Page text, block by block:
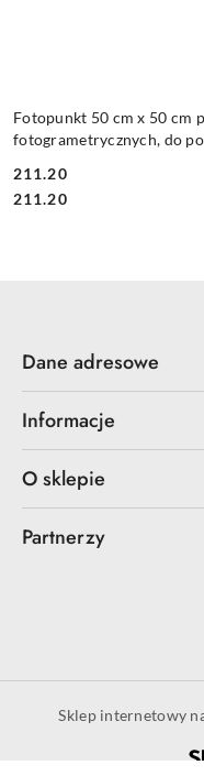
Fotopunkt 50 cm x 50 cm
fotogrametrycznych, do
Cena:
211.20
Cena:
211.20
Dane adresowe
Informacje
O sklepie
Partnerzy
Sklep internetowy